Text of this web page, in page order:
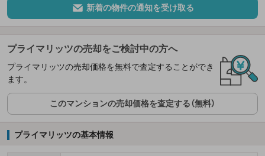
新着の物件の通知を受け取る
プライマリッツの売却をご検討中の方へ
プライマリッツの売却価格を無料で査定することができ
ます。
このマンションの売却価格を査定する（無料）
プライマリッツの基本情報